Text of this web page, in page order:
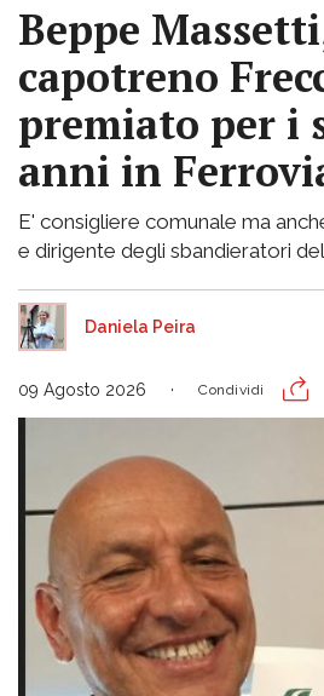
Beppe
capotreno
premiato per i
anni in
E' consigliere comunale ma
e dirigente degli sbandieratori
Daniela Peira
09 Agosto 2026 Condividi